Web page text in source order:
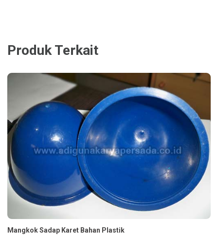
Produk Terkait
Mangkok Sadap Karet Bahan Plastik